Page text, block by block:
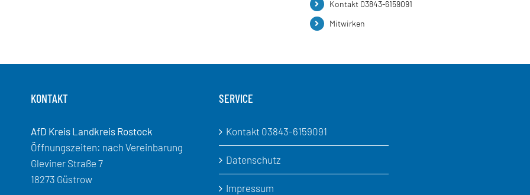
Kontakt 03843-6159091
Mitwirken
KONTAKT
AfD Kreis Landkreis Rostock
Öffnungszeiten: nach Vereinbarung
Gleviner Straße 7
18273 Güstrow
SERVICE
Kontakt 03843-6159091
Datenschutz
Impressum